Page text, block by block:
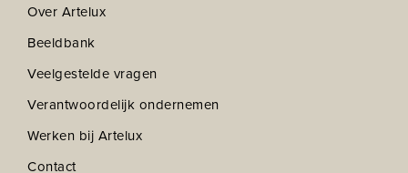
Over Artelux
Beeldbank
Veelgestelde vragen
Verantwoordelijk ondernemen
Werken bij Artelux
Contact